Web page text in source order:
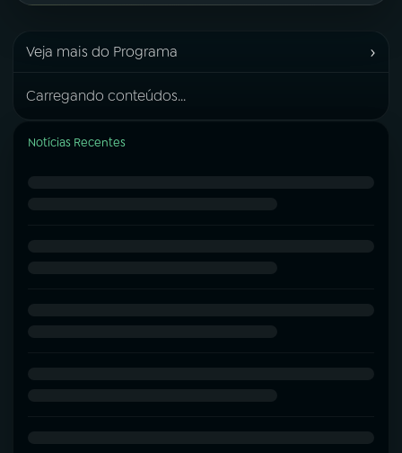
Veja mais do Programa ›
Carregando conteúdos...
Notícias Recentes